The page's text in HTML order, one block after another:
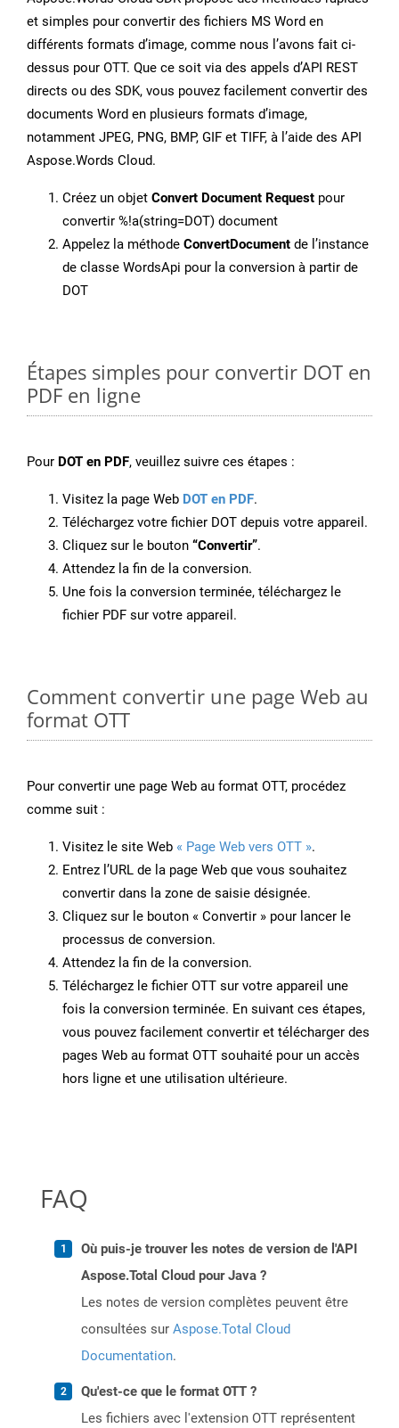
et simples pour convertir des fichiers MS Word en
différents formats d’image, comme nous l’avons fait ci-
dessus pour OTT. Que ce soit via des appels d’API REST
directs ou des SDK, vous pouvez facilement convertir des
documents Word en plusieurs formats d’image,
notamment JPEG, PNG, BMP, GIF et TIFF, à l’aide des API
Aspose.Words Cloud.
Créez un objet Convert Document Request pour
convertir %!a(string=DOT) document
Appelez la méthode ConvertDocument de l’instance
de classe WordsApi pour la conversion à partir de
DOT
Étapes simples pour convertir DOT en
PDF en ligne
Pour DOT en PDF, veuillez suivre ces étapes :
Visitez la page Web DOT en PDF.
Téléchargez votre fichier DOT depuis votre appareil.
Cliquez sur le bouton “Convertir”.
Attendez la fin de la conversion.
Une fois la conversion terminée, téléchargez le
fichier PDF sur votre appareil.
Comment convertir une page Web au
format OTT
Pour convertir une page Web au format OTT, procédez
comme suit :
Visitez le site Web « Page Web vers OTT ».
Entrez l’URL de la page Web que vous souhaitez
convertir dans la zone de saisie désignée.
Cliquez sur le bouton « Convertir » pour lancer le
processus de conversion.
Attendez la fin de la conversion.
Téléchargez le fichier OTT sur votre appareil une
fois la conversion terminée. En suivant ces étapes,
vous pouvez facilement convertir et télécharger des
pages Web au format OTT souhaité pour un accès
hors ligne et une utilisation ultérieure.
FAQ
Où puis-je trouver les notes de version de l'API
Aspose.Total Cloud pour Java ?
Les notes de version complètes peuvent être
consultées sur Aspose.Total Cloud
Documentation.
Qu'est-ce que le format OTT ?
Les fichiers avec l'extension OTT représentent